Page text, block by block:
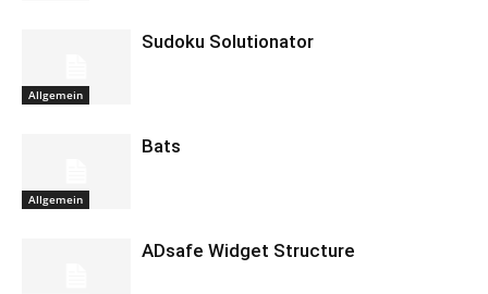
Allgemein
Sudoku Solutionator
Allgemein
Bats
ADsafe Widget Structure